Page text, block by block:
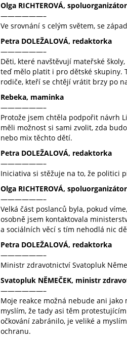
Olga RICHTEROVÁ,
——————–
Ve srovnání s celým světem, se
Petra DOLEŽALOVÁ, redaktorka
——————–
Děti, které navštěvují mateřské
teď mělo platit i pro dětské
rodiče, kteří se chtějí vrátit brzy po
Rebeka, maminka
——————–
Protože jsem chtěla podpořit návrh
měli možnost si sami zvolit, zda
nebo mix těchto dětí.
Petra DOLEŽALOVÁ, redaktorka
——————–
Iniciativa si stěžuje na to, že politici
Olga RICHTEROVÁ,
——————–
Velká část poslanců byla, pokud
osobně jsem kontaktovala
a sociálních věcí s tím nehodlá nic
Petra DOLEŽALOVÁ, redaktorka
——————–
Ministr zdravotnictví Svatopluk
Svatopluk NĚMEČEK, ministr
——————–
Moje reakce možná nebude ani
myslím, že tady asi těm
očkování zabránilo, je veliké a
ochranu.